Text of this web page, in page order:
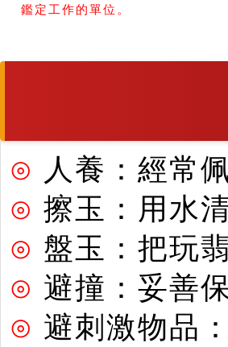
鑑定工作的單位。
⊙ 人養：經常
⊙ 擦玉：用水
⊙ 盤玉：把玩
⊙ 避撞：妥善
⊙ 避刺激物品